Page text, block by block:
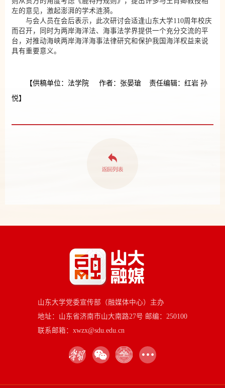
左的意见，激起澎湃的学术涟漪。
与会人员在会后表示，此次研讨会适逢山东大学110周年校庆
而召开，同时为两岸海洋法、海事法学界提供一个充分交流的平
台，对推动海峡两岸海洋海事法律研究和保护我国海洋权益来说
具有重要意义。
【供稿单位：法学院 作者：张晏瑲 责任编辑：红岩 孙
悦】
山东大学党委宣传部（融媒体中心）主办
地址：山东省济南市山大南路27号 邮编：250100
联系邮箱：xwzx@sdu.edu.cn